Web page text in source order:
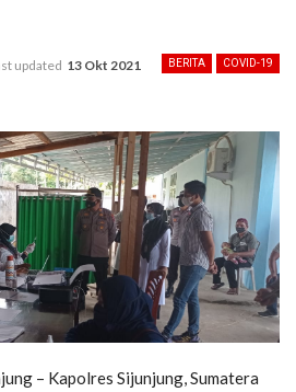
BERITA COVID-19
updated 13 Okt 2021
– Kapolres Sijunjung, Sumatera